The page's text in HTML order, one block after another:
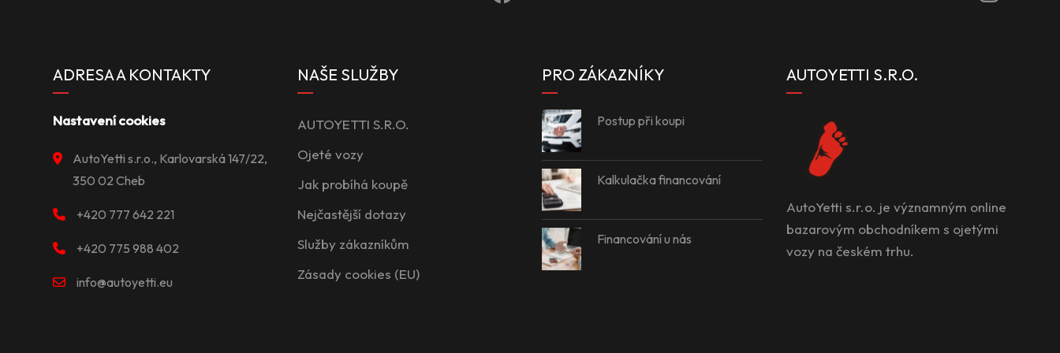
ADRESA A KONTAKTY
Nastavení cookies
AutoYetti s.r.o., Karlovarská 147/22,
350 02 Cheb
+420 777 642 221
+420 775 988 402
info@autoyetti.eu
NAŠE SLUŽBY
AUTOYETTI S.R.O.
Ojeté vozy
Jak probíhá koupě
Nejčastější dotazy
Služby zákazníkům
Zásady cookies (EU)
PRO ZÁKAZNÍKY
Postup při koupi
Kalkulačka financování
Financování u nás
AUTOYETTI S.R.O.
AutoYetti s.r.o. je významným online
bazarovým obchodníkem s ojetými
vozy na českém trhu.